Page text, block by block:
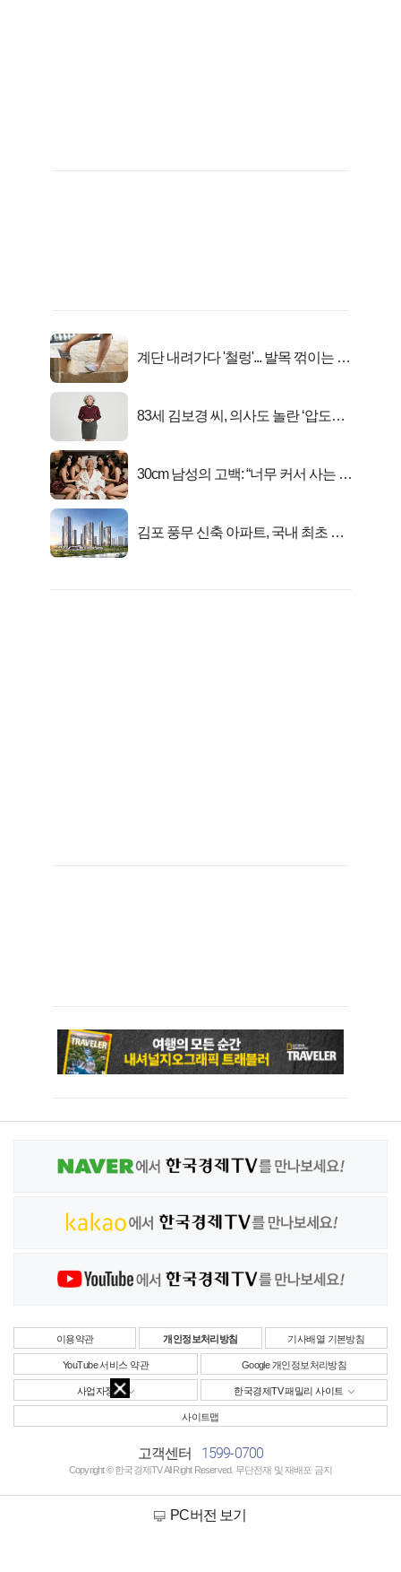
계단 내려가다 '철렁'... 발목 꺾이는 이
83세 김보경 씨, 의사도 놀란 ‘압도적
30cm 남성의 고백: “너무 커서 사는 게
김포 풍무 신축 아파트, 국내 최초 반
이용약관 개인정보처리방침 기사배열 기본방침
YouTube 서비스 약관 Google 개인정보처리방침
사업자정보 한국경제TV 패밀리 사이트
사이트맵
고객센터 1599-0700
Copyright © 한국경제TV All Right Reserved. 무단전재 및 재배포 금지
PC버전 보기